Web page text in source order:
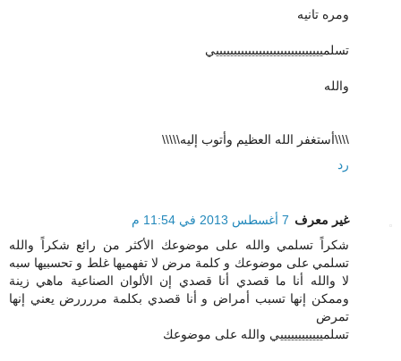
ومره تانيه
تسلمييييييييييييييييييييييييييييييي
والله
\\\\أستغفر الله العظيم وأتوب إليه\\\\\
رد
غير معرف 7 أغسطس 2013 في 11:54 م
شكراً تسلمي والله على موضوعك الأكثر من رائع شكراً والله
تسلمي على موضوعك و كلمة مرض لا تفهميها غلط و تحسبيها سبه
لا والله أنا ما قصدي أنا قصدي إن الألوان الصناعية ماهي زينة
وممكن إنها تسبب أمراض و أنا قصدي بكلمة مررررض يعني إنها
تمرض
تسلمييييييييييييي والله على موضوعك